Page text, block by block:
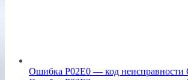
Ошибка P02E0 — код неисправности